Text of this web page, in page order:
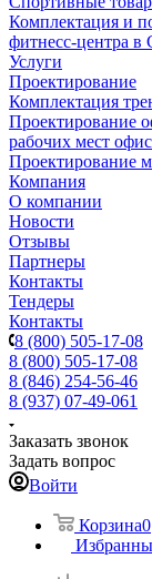
Комплектация и
фитнесс-центра в
Услуги
Проектирование
Комплектация
Проектирование
рабочих мест
Проектирование
Компания
О компании
Новости
Отзывы
Партнеры
Контакты
Тендеры
Контакты
8 (800) 505-17-08
8 (800) 505-17-08
8 (846) 254-56-46
8 (937) 07-49-061
Заказать звонок
Задать вопрос
Войти
Корзина0